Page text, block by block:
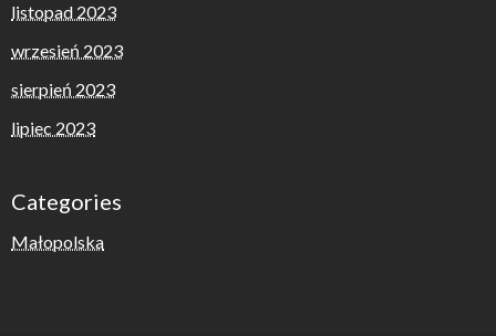
listopad 2023
wrzesień 2023
sierpień 2023
lipiec 2023
Categories
Małopolska